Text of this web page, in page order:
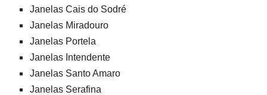
Janelas Cais do Sodré
Janelas Miradouro
Janelas Portela
Janelas Intendente
Janelas Santo Amaro
Janelas Serafina